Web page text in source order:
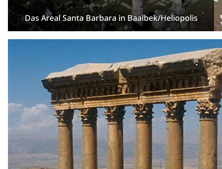
Das Areal Santa Barbara in Baalbek/Heliopolis